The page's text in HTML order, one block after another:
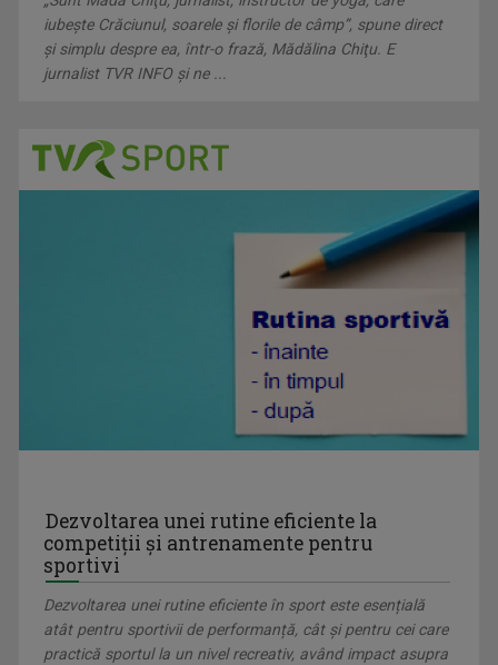
REGATUL SĂLBATIC
Duminică, ora 17.00
Jurnalist TV - Compartiment Minorități TVR ...
Doru Ciolacu lucrează în presă din 1994. A ...
iubeşte Crăciunul, soarele şi florile de câmp”, spune direct
şi simplu despre ea, într-o frază, Mădălina Chiţu. E
jurnalist TVR INFO şi ne ...
Dezvoltarea unei rutine eficiente la
competiții și antrenamente pentru
sportivi
Dezvoltarea unei rutine eficiente în sport este esențială
atât pentru sportivii de performanță, cât și pentru cei care
practică sportul la un nivel recreativ, având impact asupra